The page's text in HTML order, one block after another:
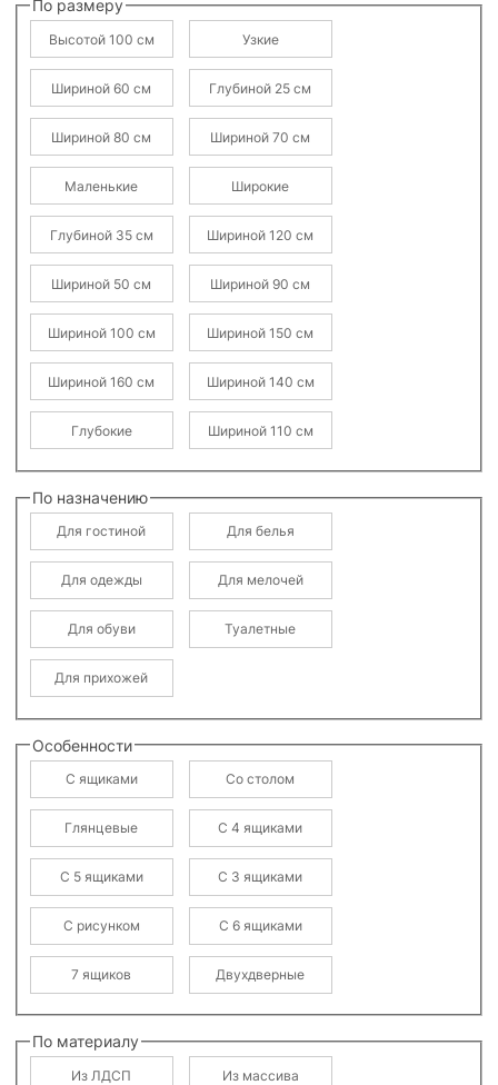
По размеру
Высотой 100 см Узкие
Шириной 60 см Глубиной 25 см
Шириной 80 см Шириной 70 см
Маленькие Широкие
Глубиной 35 см Шириной 120 см
Шириной 50 см Шириной 90 см
Шириной 100 см Шириной 150 см
Шириной 160 см Шириной 140 см
Глубокие Шириной 110 см
По назначению
Для гостиной Для белья
Для одежды Для мелочей
Для обуви Туалетные
Для прихожей
Особенности
С ящиками Со столом
Глянцевые С 4 ящиками
С 5 ящиками С 3 ящиками
С рисунком С 6 ящиками
7 ящиков Двухдверные
По материалу
Из ЛДСП Из массива